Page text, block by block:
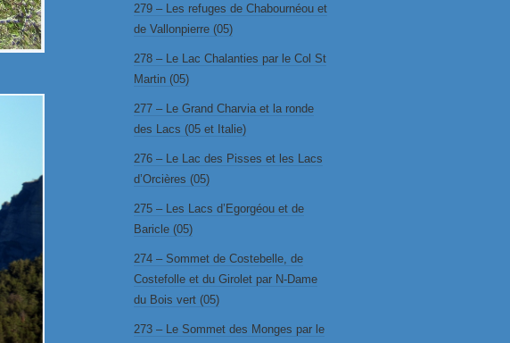
279 – Les refuges de Chabournéou et
de Vallonpierre (05)
278 – Le Lac Chalanties par le Col St
Martin (05)
277 – Le Grand Charvia et la ronde
des Lacs (05 et Italie)
276 – Le Lac des Pisses et les Lacs
d’Orcières (05)
275 – Les Lacs d’Egorgéou et de
Baricle (05)
274 – Sommet de Costebelle, de
Costefolle et du Girolet par N-Dame
du Bois vert (05)
273 – Le Sommet des Monges par le